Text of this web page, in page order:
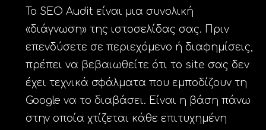
Το SEO Audit είναι μια συνολική
«διάγνωση» της ιστοσελίδας σας. Πριν
επενδύσετε σε περιεχόμενο ή διαφημίσεις,
πρέπει να βεβαιωθείτε ότι το site σας δεν
έχει τεχνικά σφάλματα που εμποδίζουν τη
Google να το διαβάσει. Είναι η βάση πάνω
στην οποία χτίζεται κάθε επιτυχημένη